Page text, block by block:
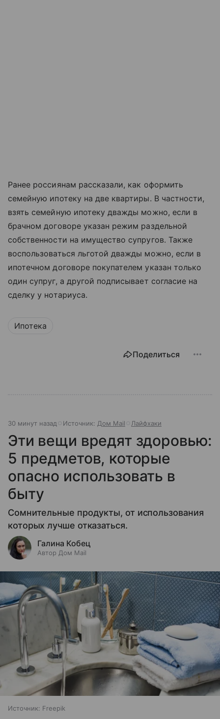
Ранее россиянам рассказали, как оформить
семейную ипотеку на две квартиры. В частности,
взять семейную ипотеку дважды можно, если в
брачном договоре указан режим раздельной
собственности на имущество супругов. Также
воспользоваться льготой дважды можно, если в
ипотечном договоре покупателем указан только
один супруг, а другой подписывает согласие на
сделку у нотариуса.
Ипотека
Поделиться
30 минут назад Источник: Дом Mail Лайфхаки
Эти вещи вредят здоровью:
5 предметов, которые
опасно использовать в
быту
Сомнительные продукты, от использования
которых лучше отказаться.
Галина Кобец
Автор Дом Mail
Источник: Freepik